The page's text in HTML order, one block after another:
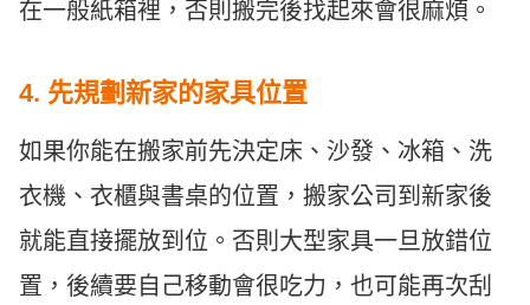
在一般紙箱裡，否則搬完後找起來會很麻煩。
4. 先規劃新家的家具位置
如果你能在搬家前先決定床、沙發、冰箱、洗
衣機、衣櫃與書桌的位置，搬家公司到新家後
就能直接擺放到位。否則大型家具一旦放錯位
置，後續要自己移動會很吃力，也可能再次刮